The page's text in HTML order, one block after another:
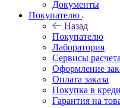
Документы
Покупателю
Назад
Покупателю
Лаборатория
Сервисы расчета
Оформление
Оплата заказа
Покупка в
Гарантия на